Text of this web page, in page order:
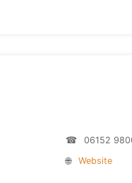
☎
06152
🌐
Website